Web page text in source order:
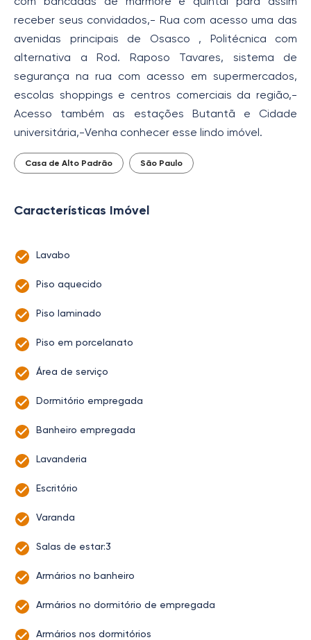
receber seus convidados,- Rua com acesso uma das
avenidas principais de Osasco , Politécnica com
alternativa a Rod. Raposo Tavares, sistema de
segurança na rua com acesso em supermercados,
escolas shoppings e centros comerciais da região,-
Acesso também as estações Butantã e Cidade
universitária,-Venha conhecer esse lindo imóvel.
Casa de Alto Padrão São Paulo
Características Imóvel
Lavabo
Piso aquecido
Piso laminado
Piso em porcelanato
Área de serviço
Dormitório empregada
Banheiro empregada
Lavanderia
Escritório
Varanda
Salas de estar:3
Armários no banheiro
Armários no dormitório de empregada
Armários nos dormitórios